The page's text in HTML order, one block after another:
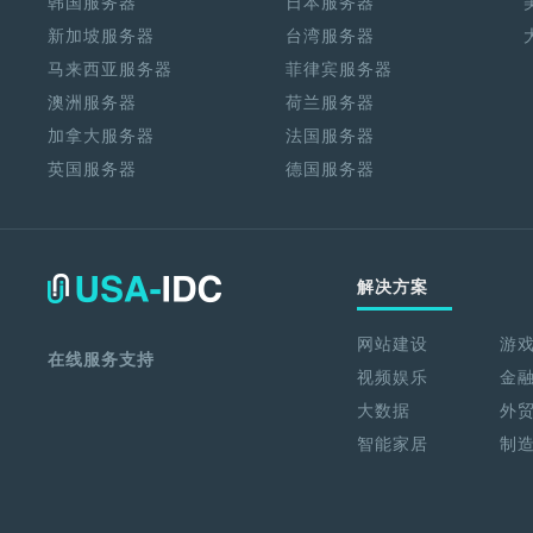
新加坡服务器
台湾服务器
马来西亚服务器
菲律宾服务器
澳洲服务器
荷兰服务器
加拿大服务器
法国服务器
英国服务器
德国服务器
在线服务支持
解决方案
网站建设
游
视频娱乐
金
大数据
外
智能家居
制